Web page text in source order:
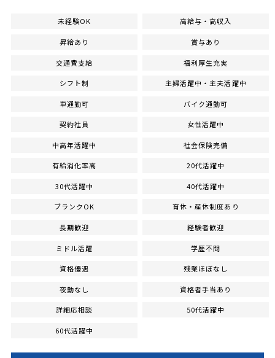
未経験OK 高給与・高収入
昇給あり 賞与あり
交通費支給 福利厚生充実
シフト制 主婦活躍中・主夫活躍中
車通勤可 バイク通勤可
契約社員 女性活躍中
中高年活躍中 社会保険完備
有給消化率高 20代活躍中
30代活躍中 40代活躍中
ブランクOK 育休・産休制度あり
長期歓迎 経験者歓迎
ミドル活躍 学歴不問
資格優遇 残業ほぼなし
夜勤なし 資格者手当あり
詳細応相談 50代活躍中
60代活躍中